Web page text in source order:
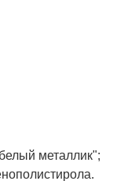
металлик";